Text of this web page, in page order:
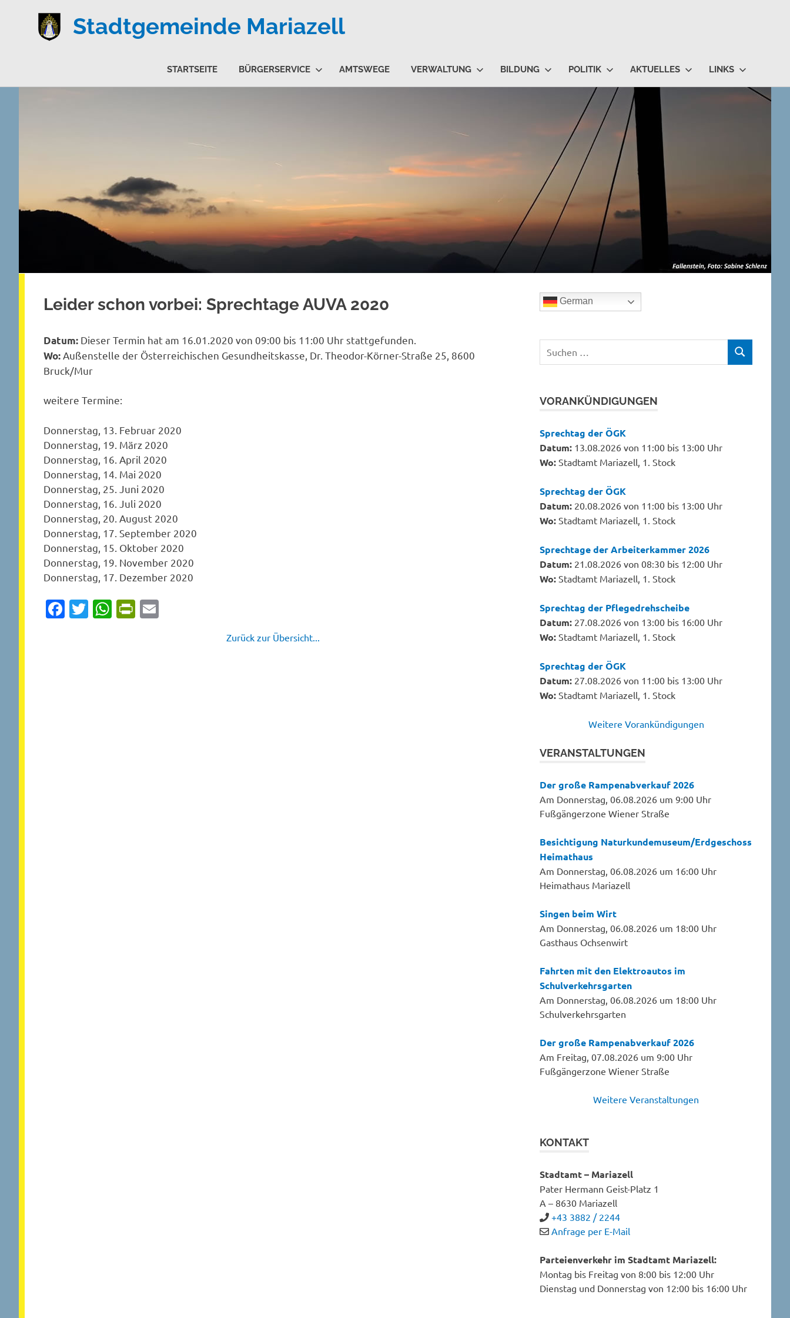
Stadtgemeinde Mariazell
STARTSEITE BÜRGERSERVICE AMTSWEGE VERWALTUNG BILDUNG POLITIK AKTUELLES LINKS
Leider schon vorbei: Sprechtage AUVA 2020
Datum: Dieser Termin hat am 16.01.2020 von 09:00 bis 11:00 Uhr stattgefunden.
Wo: Außenstelle der Österreichischen Gesundheitskasse, Dr. Theodor-Körner-Straße 25, 8600
Bruck/Mur
weitere Termine:
Donnerstag, 13. Februar 2020
Donnerstag, 19. März 2020
Donnerstag, 16. April 2020
Donnerstag, 14. Mai 2020
Donnerstag, 25. Juni 2020
Donnerstag, 16. Juli 2020
Donnerstag, 20. August 2020
Donnerstag, 17. September 2020
Donnerstag, 15. Oktober 2020
Donnerstag, 19. November 2020
Donnerstag, 17. Dezember 2020
Facebook
Twitter
WhatsApp
PrintFriendly
Zurück zur Übersicht...
German
Suchen
SUCHEN
VORANKÜNDIGUNGEN
Sprechtag der ÖGK
Datum: 13.08.2026 von 11:00 bis 13:00 Uhr
Wo: Stadtamt Mariazell, 1. Stock
Sprechtag der ÖGK
Datum: 20.08.2026 von 11:00 bis 13:00 Uhr
Wo: Stadtamt Mariazell, 1. Stock
Sprechtage der Arbeiterkammer 2026
Datum: 21.08.2026 von 08:30 bis 12:00 Uhr
Wo: Stadtamt Mariazell, 1. Stock
Sprechtag der Pflegedrehscheibe
Datum: 27.08.2026 von 13:00 bis 16:00 Uhr
Wo: Stadtamt Mariazell, 1. Stock
Sprechtag der ÖGK
Datum: 27.08.2026 von 11:00 bis 13:00 Uhr
Wo: Stadtamt Mariazell, 1. Stock
Weitere Vorankündigungen
VERANSTALTUNGEN
Der große Rampenabverkauf 2026
Am Donnerstag, 06.08.2026 um 9:00 Uhr
Fußgängerzone Wiener Straße
Besichtigung Naturkundemuseum/Erdgeschoss
Heimathaus
Am Donnerstag, 06.08.2026 um 16:00 Uhr
Heimathaus Mariazell
Singen beim Wirt
Am Donnerstag, 06.08.2026 um 18:00 Uhr
Gasthaus Ochsenwirt
Fahrten mit den Elektroautos im
Schulverkehrsgarten
Am Donnerstag, 06.08.2026 um 18:00 Uhr
Schulverkehrsgarten
Der große Rampenabverkauf 2026
Am Freitag, 07.08.2026 um 9:00 Uhr
Fußgängerzone Wiener Straße
Weitere Veranstaltungen
KONTAKT
Stadtamt – Mariazell
Pater Hermann Geist-Platz 1
A – 8630 Mariazell
+43 3882 / 2244
Anfrage per E-Mail
Parteienverkehr im Stadtamt Mariazell:
Montag bis Freitag von 8:00 bis 12:00 Uhr
Dienstag und Donnerstag von 12:00 bis 16:00 Uhr